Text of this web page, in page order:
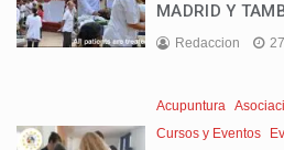
MADRID Y
Redaccion
Acupuntura
Cursos y Eventos